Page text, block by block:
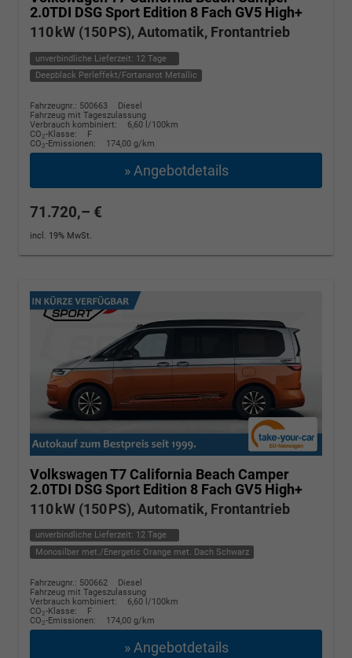
2.0TDI DSG Sport Edition 8 Fach GV5 High+
110 kW (150 PS), Automatik, Frontantrieb
unverbindliche Lieferzeit: 12 Tage
Deepblack Perleffekt/Fortanarot Metallic
Fahrzeugnr.: 500663
Diesel
Fahrzeug mit Tageszulassung
Verbrauch kombiniert:
6,60 l/100km
CO2-Klasse:
F
CO2-Emissionen: 174,00 g/km
» Angebotdetails
71.720,– €
incl. 19% MwSt.
Volkswagen T7 California Beach Camper
2.0TDI DSG Sport Edition 8 Fach GV5 High+
110 kW (150 PS), Automatik, Frontantrieb
unverbindliche Lieferzeit: 12 Tage
Monosilber met./Energetic Orange met. Dach Schwarz
Fahrzeugnr.: 500662
Diesel
Fahrzeug mit Tageszulassung
Verbrauch kombiniert:
6,60 l/100km
CO2-Klasse:
F
CO2-Emissionen: 174,00 g/km
» Angebotdetails